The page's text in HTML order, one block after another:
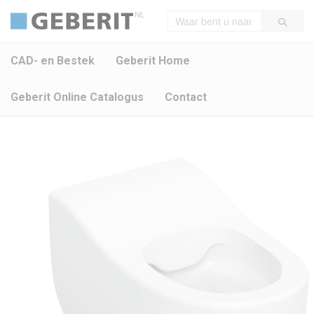
NL
CAD- en Bestek Geberit Home
Geberit Online Catalogus Contact